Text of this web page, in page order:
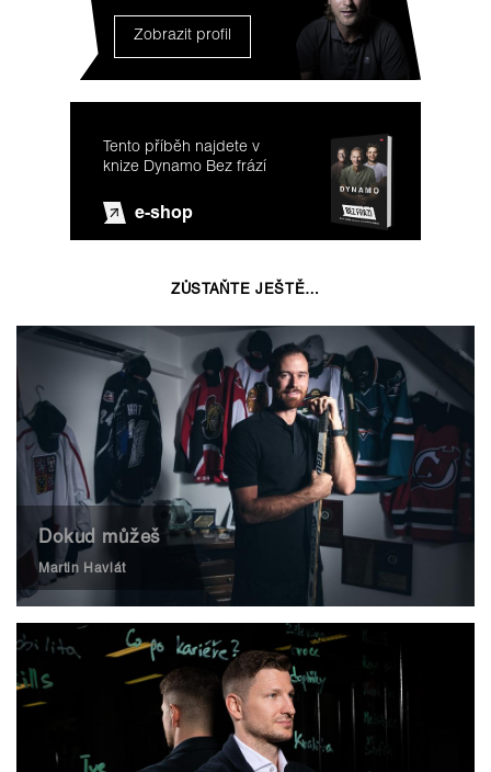
Zobrazit profil
Tento příběh najdete v
knize Dynamo Bez frází
e-shop
ZŮSTAŇTE JEŠTĚ…
Dokud můžeš
Martin Havlát